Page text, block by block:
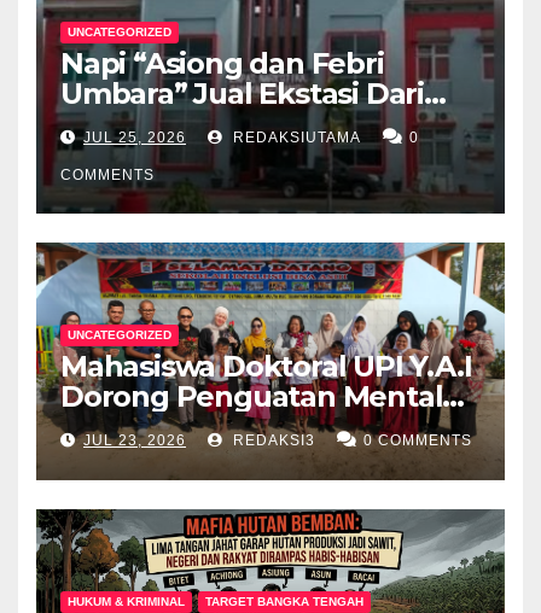
UNCATEGORIZED
Napi “Asiong dan Febri
Umbara” Jual Ekstasi Dari
Dalam Lapas Rp 12 Juta/40
Butir
JUL 25, 2026 REDAKSIUTAMA 0
COMMENTS
UNCATEGORIZED
Mahasiswa Doktoral UPI Y.A.I
Dorong Penguatan Mental
Keluarga Anak
Berkebutuhan Khusus di
Palembang
JUL 23, 2026 REDAKSI3 0 COMMENTS
HUKUM & KRIMINAL TARGET BANGKA TENGAH